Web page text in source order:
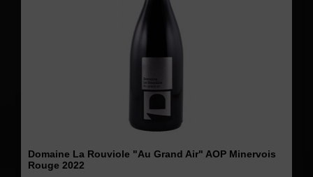
Domaine La Rouviole "Au Grand Air" AOP Minervois
Rouge 2022